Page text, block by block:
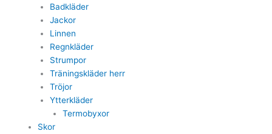
Badkläder
Jackor
Linnen
Regnkläder
Strumpor
Träningskläder herr
Tröjor
Ytterkläder
Termobyxor
Skor